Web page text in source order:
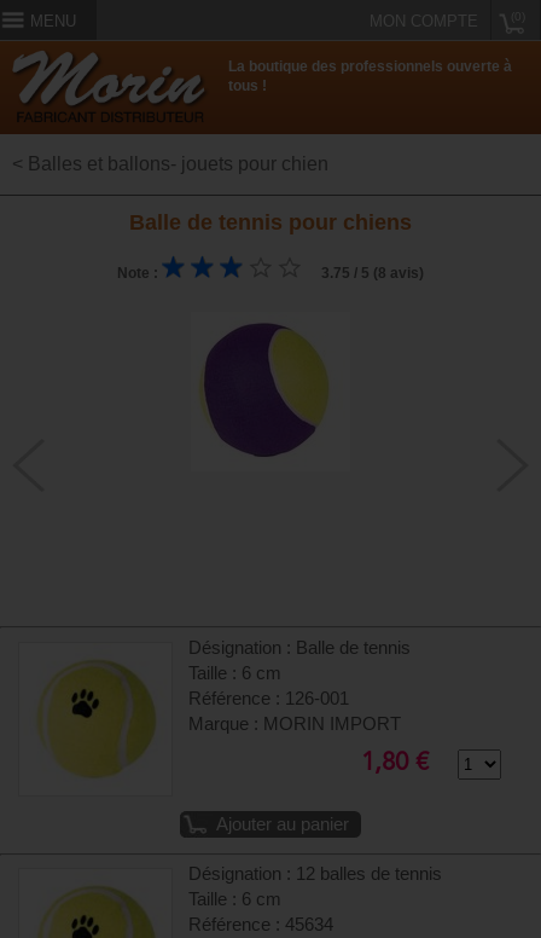
MENU MON COMPTE
La boutique des professionnels ouverte à
tous !
< Balles et ballons- jouets pour chien
Balle de tennis pour chiens
Note : 3.75 / 5 (8 avis)
Désignation : Balle de tennis
Taille : 6 cm
Référence : 126-001
Marque : MORIN IMPORT
1,80 €
Ajouter au panier
Désignation : 12 balles de tennis
Taille : 6 cm
Référence : 45634